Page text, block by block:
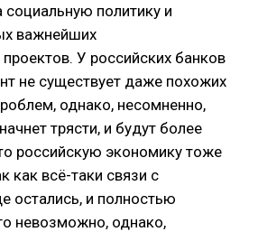
социальную политику и
важнейших
У российских банков
не существует даже похожих
однако, несомненно,
трясти, и будут более
российскую экономику тоже
как всё-таки связи с
остались, и полностью
невозможно, однако,